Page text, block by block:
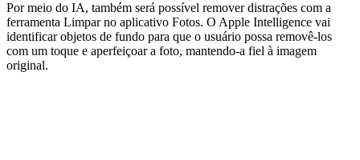
Por meio do IA, também será possível remover distrações com a
ferramenta Limpar no aplicativo Fotos. O Apple Intelligence vai
identificar objetos de fundo para que o usuário possa removê-los
com um toque e aperfeiçoar a foto, mantendo-a fiel à imagem
original.